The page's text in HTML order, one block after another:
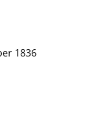
1836